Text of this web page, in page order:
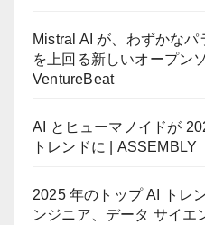
Mistral AI が、わずかな
を上回る新しいオープン
VentureBeat
AI とヒューマノイドが
トレンドに | ASSEMBLY
2025 年のトップ AI トレ
ンジニア、データ サイエ